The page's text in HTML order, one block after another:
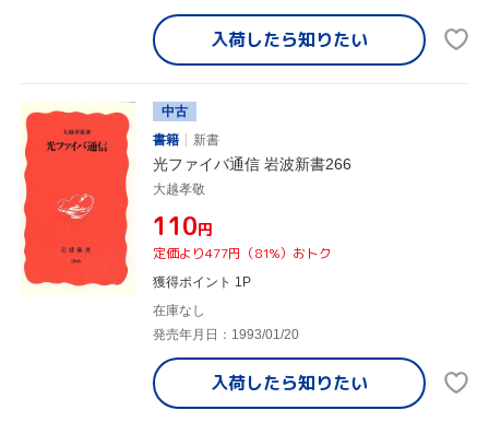
入荷したら知りたい
中古
書籍
新書
光ファイバ通信 岩波新書266
大越孝敬
¥110円
定価より477円（81%）おトク
獲得ポイント 1P
在庫なし
発売年月日：1993/01/20
入荷したら知りたい